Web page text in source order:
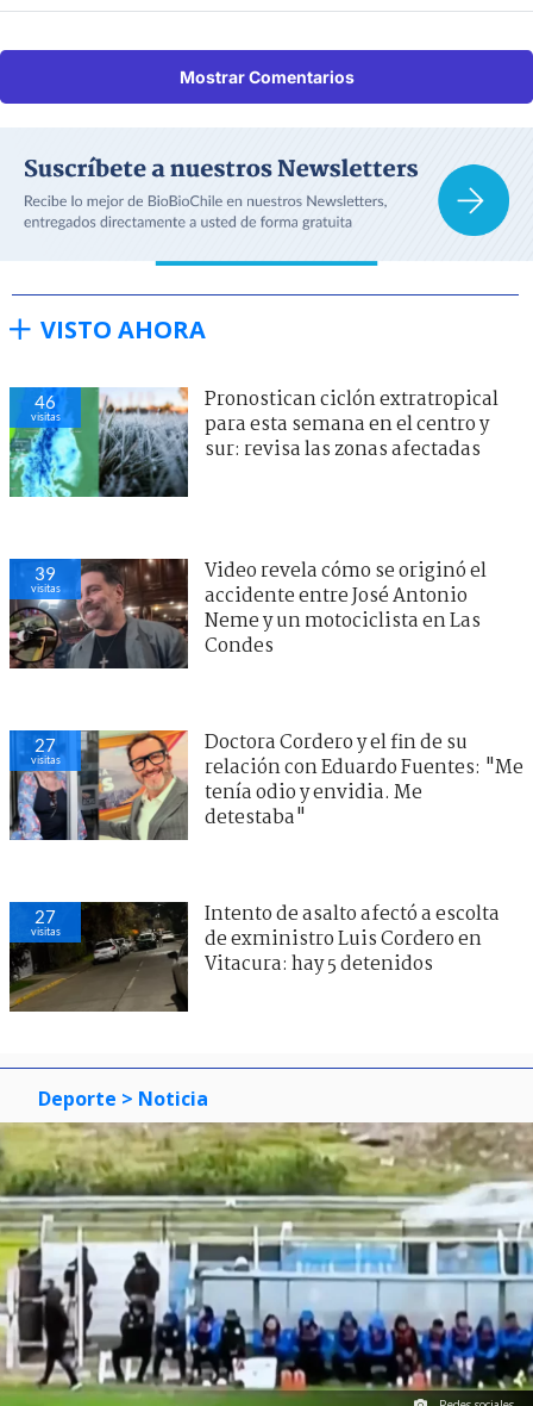
Mostrar Comentarios
VISTO AHORA
46
visitas
Pronostican ciclón extratropical
para esta semana en el centro y
sur: revisa las zonas afectadas
39
visitas
Video revela cómo se originó el
accidente entre José Antonio
Neme y un motociclista en Las
Condes
27
visitas
Doctora Cordero y el fin de su
relación con Eduardo Fuentes: "Me
tenía odio y envidia. Me
detestaba"
27
visitas
Intento de asalto afectó a escolta
de exministro Luis Cordero en
Vitacura: hay 5 detenidos
Deporte > Noticia